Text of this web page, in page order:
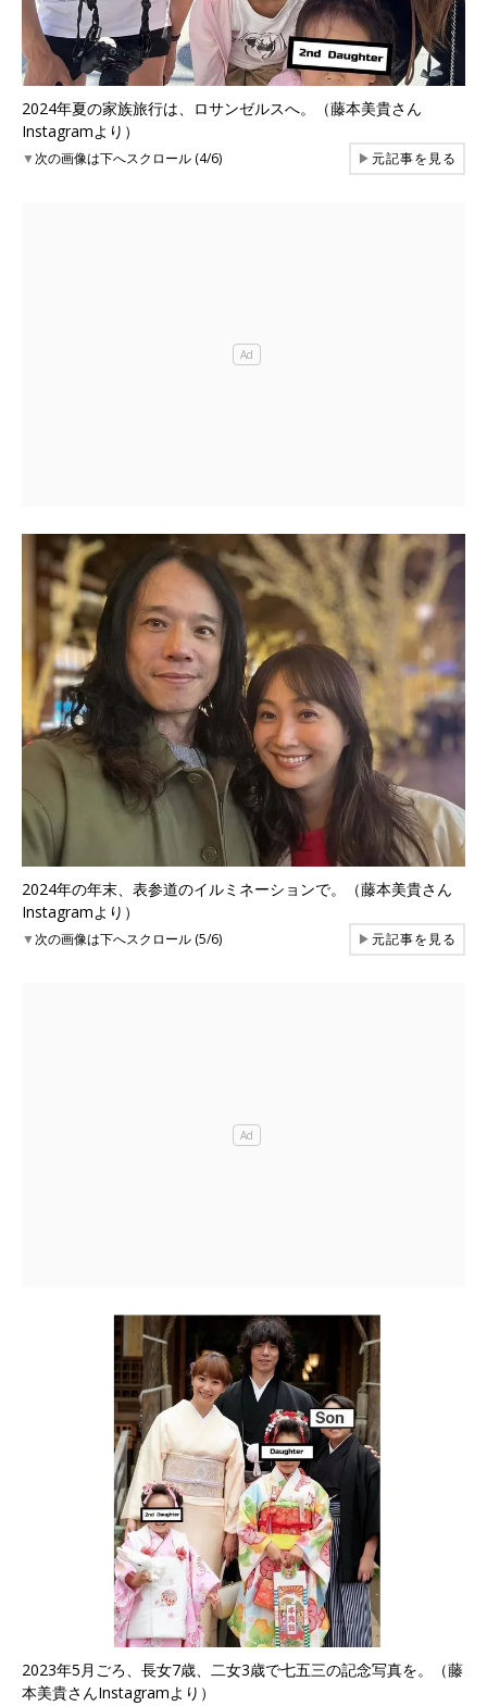
2024年夏の家族旅行は、ロサンゼルスへ。（藤本美貴さん
Instagramより）
▼次の画像は下へスクロール (4/6) ▶元記事を見る
2024年の年末、表参道のイルミネーションで。（藤本美貴さん
Instagramより）
▼次の画像は下へスクロール (5/6) ▶元記事を見る
2023年5月ごろ、長女7歳、二女3歳で七五三の記念写真を。（藤
本美貴さんInstagramより）